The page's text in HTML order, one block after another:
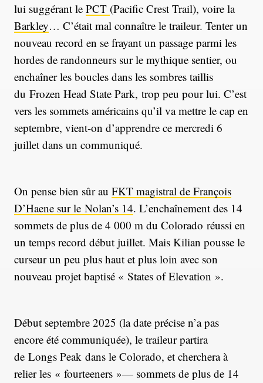
lui suggérant le PCT (Pacific Crest Trail), voire la
Barkley… C’était mal connaître le traileur. Tenter un
nouveau record en se frayant un passage parmi les
hordes de randonneurs sur le mythique sentier, ou
enchaîner les boucles dans les sombres taillis
du Frozen Head State Park, trop peu pour lui. C’est
vers les sommets américains qu’il va mettre le cap en
septembre, vient-on d’apprendre ce mercredi 6
juillet dans un communiqué.
On pense bien sûr au FKT magistral de François
D’Haene sur le Nolan’s 14. L’enchaînement des 14
sommets de plus de 4 000 m du Colorado réussi en
un temps record début juillet. Mais Kilian pousse le
curseur un peu plus haut et plus loin avec son
nouveau projet baptisé « States of Elevation ».
Début septembre 2025 (la date précise n’a pas
encore été communiquée), le traileur partira
de Longs Peak dans le Colorado, et cherchera à
relier les « fourteeners »— sommets de plus de 14